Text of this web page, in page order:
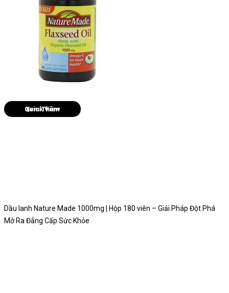
Quick View
Dầu lanh Nature Made 1000mg | Hộp 180 viên – Giải Pháp Đột Phá
Mở Ra Đẳng Cấp Sức Khỏe